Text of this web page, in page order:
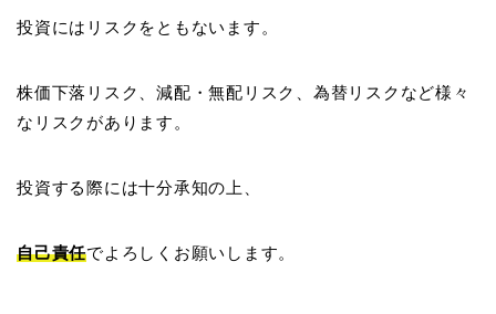
投資にはリスクをともないます。
株価下落リスク、減配・無配リスク、為替リスクなど様々
なリスクがあります。
投資する際には十分承知の上、
自己責任でよろしくお願いします。